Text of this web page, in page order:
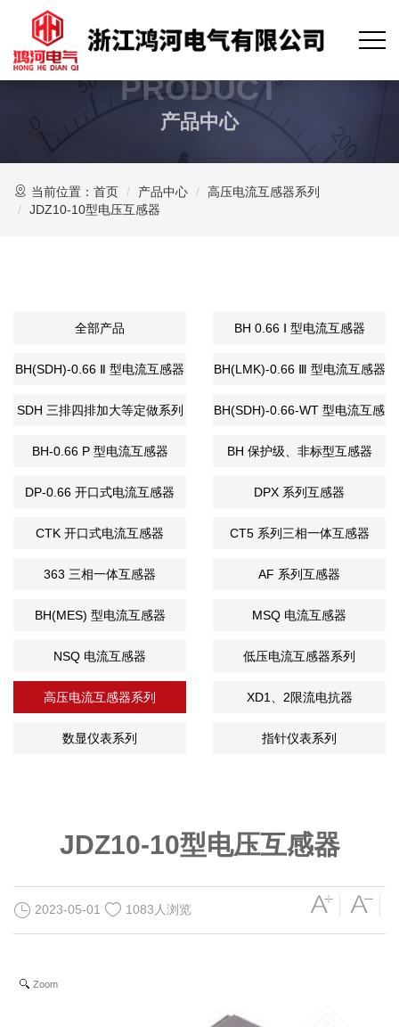
产品中心
PRODUCT
当前位置： 首页 产品中心
高压电流互感器系列
JDZ10-10型电压互感器
全部产品 BH 0.66 Ⅰ 型电流互感器
BH(SDH)-0.66 Ⅱ 型电流互感器 BH(LMK)-0.66 Ⅲ 型电流互感器
SDH 三排四排加大等定做系列 BH(SDH)-0.66-WT 型电流互感
器
BH-0.66 P 型电流互感器 BH 保护级、非标型互感器
DP-0.66 开口式电流互感器 DPX 系列互感器
CTK 开口式电流互感器 CT5 系列三相一体互感器
363 三相一体互感器 AF 系列互感器
BH(MES) 型电流互感器 MSQ 电流互感器
NSQ 电流互感器 低压电流互感器系列
高压电流互感器系列 XD1、2限流电抗器
数显仪表系列 指针仪表系列
JDZ10-10型电压互感器
2023-05-01 1083人浏览
Zoom